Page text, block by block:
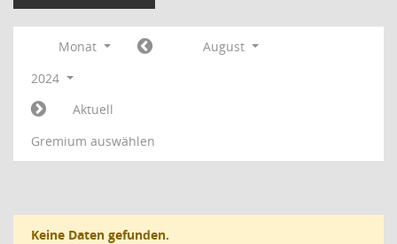
Monat
August
2024
Aktuell
Gremium auswählen
Keine Daten gefunden.